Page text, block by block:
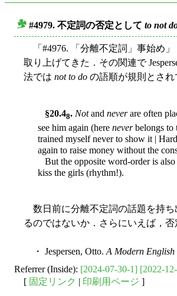
#4979. 不定詞の否定として to not
「#4976. 「分離不定詞」事始め」
取り上げてきた．その関連で
法では not to do の語順が規則とされ
§20.48. Notand neverare often
see him again (here neverbelongs to
trained myself never to show it |
again to raise money without the
But the opposite word-order is
kiss the girls (rhythm!).
数日前に分離不定詞の話題を持ち
るのではないか．さらにいえば，
・ Jespersen, Otto. A Modern
Referrer (Inside): [2024-07-30-1] [2022-
[ 固定リンク | 印刷用ページ ]